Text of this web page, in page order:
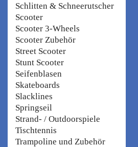
Schlitten & Schneerutscher
Scooter
Scooter 3-Wheels
Scooter Zubehör
Street Scooter
Stunt Scooter
Seifenblasen
Skateboards
Slacklines
Springseil
Strand- / Outdoorspiele
Tischtennis
Trampoline und Zubehör